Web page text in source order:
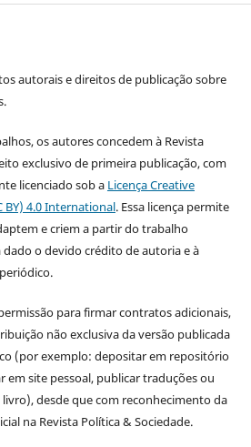
autorais e direitos de publicação sobre
os autores concedem à Revista
exclusivo de primeira publicação, com
licenciado sob a Licença Creative
4.0 International. Essa licença permite
e criem a partir do trabalho
dado o devido crédito de autoria e à
para firmar contratos adicionais,
não exclusiva da versão publicada
(por exemplo: depositar em repositório
em site pessoal, publicar traduções ou
desde que com reconhecimento da
na Revista Política & Sociedade.